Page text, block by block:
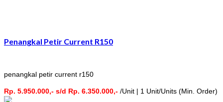
Penangkal Petir Current R150
penangkal petir current r150
Rp. 5.950.000,- s/d Rp. 6.350.000,- /Unit | 1 Unit/Units (Min. Order)